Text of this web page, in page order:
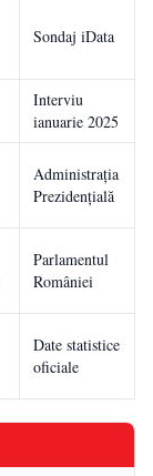
Sondaj iData
Interviu
ianuarie 2025
Administrația
Prezidențială
Parlamentul
României
Date statistice
oficiale